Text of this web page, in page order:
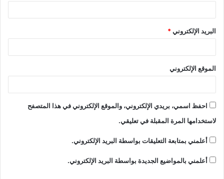
البريد الإلكتروني*
الموقع الإلكتروني
احفظ اسمي، بريدي الإلكتروني، والموقع الإلكتروني في هذا المتصفح
لاستخدامها المرة المقبلة في تعليقي.
أعلمني بمتابعة التعليقات بواسطة البريد الإلكتروني.
أعلمني بالمواضيع الجديدة بواسطة البريد الإلكتروني.